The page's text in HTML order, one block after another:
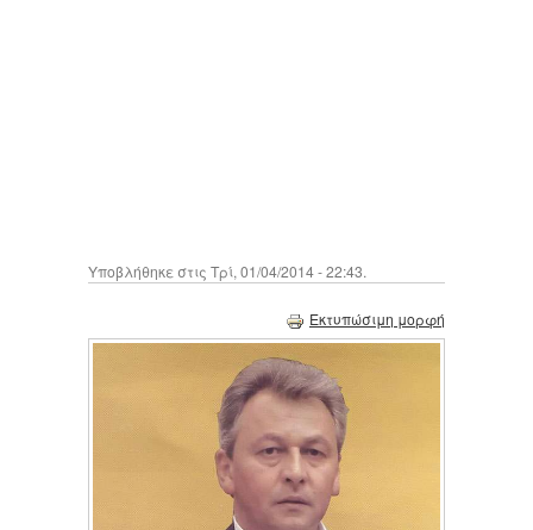
Υποβλήθηκε στις Τρί, 01/04/2014 - 22:43.
Εκτυπώσιμη μορφή